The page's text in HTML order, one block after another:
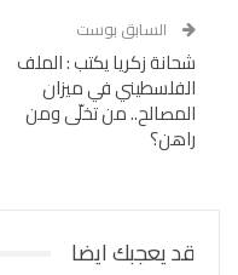
السابق بوست
شحانة زكريا يكتب : الملف
الفلسطيني في ميزان
المصالح.. من تخلّى ومن
راهن؟
قد يعجبك ايضا